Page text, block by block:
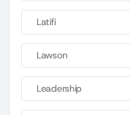
Latifi
Lawson
Leadership